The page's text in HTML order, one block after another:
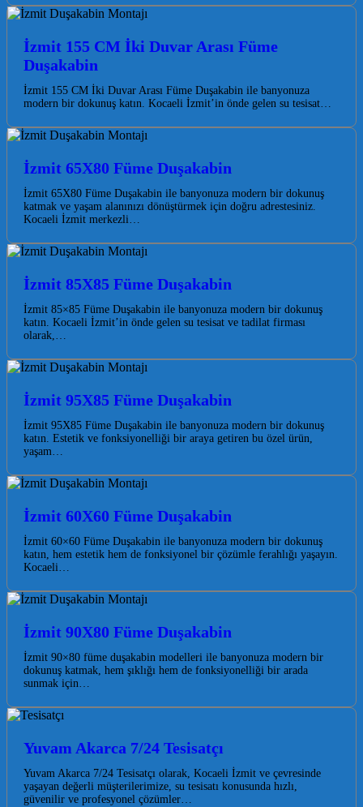
İzmit 155 CM İki Duvar Arası Füme
Duşakabin
İzmit 155 CM İki Duvar Arası Füme Duşakabin ile banyonuza
modern bir dokunuş katın. Kocaeli İzmit’in önde gelen su tesisat…
İzmit 65X80 Füme Duşakabin
İzmit 65X80 Füme Duşakabin ile banyonuza modern bir dokunuş
katmak ve yaşam alanınızı dönüştürmek için doğru adrestesiniz.
Kocaeli İzmit merkezli…
İzmit 85X85 Füme Duşakabin
İzmit 85×85 Füme Duşakabin ile banyonuza modern bir dokunuş
katın. Kocaeli İzmit’in önde gelen su tesisat ve tadilat firması
olarak,…
İzmit 95X85 Füme Duşakabin
İzmit 95X85 Füme Duşakabin ile banyonuza modern bir dokunuş
katın. Estetik ve fonksiyonelliği bir araya getiren bu özel ürün,
yaşam…
İzmit 60X60 Füme Duşakabin
İzmit 60×60 Füme Duşakabin ile banyonuza modern bir dokunuş
katın, hem estetik hem de fonksiyonel bir çözümle ferahlığı yaşayın.
Kocaeli…
İzmit 90X80 Füme Duşakabin
İzmit 90×80 füme duşakabin modelleri ile banyonuza modern bir
dokunuş katmak, hem şıklığı hem de fonksiyonelliği bir arada
sunmak için…
Yuvam Akarca 7/24 Tesisatçı
Yuvam Akarca 7/24 Tesisatçı olarak, Kocaeli İzmit ve çevresinde
yaşayan değerli müşterilerimize, su tesisatı konusunda hızlı,
güvenilir ve profesyonel çözümler…